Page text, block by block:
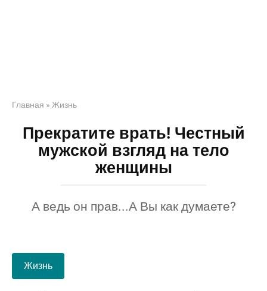
Главная » Жизнь
Прекратите врать! Честный
мужской взгляд на тело
женщины
А ведь он прав...А Вы как думаете?
Жизнь